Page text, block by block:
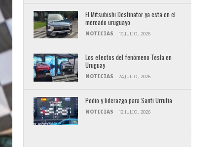
El Mitsubishi Destinator ya está en el
mercado uruguayo
NOTICIAS 10 JULIO, 2026
Los efectos del fenómeno Tesla en
Uruguay
NOTICIAS 24 JULIO, 2026
Podio y liderazgo para Santi Urrutia
NOTICIAS 12 JULIO, 2026